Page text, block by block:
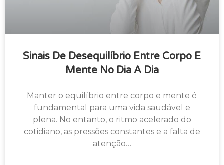
Sinais De Desequilíbrio Entre Corpo E
Mente No Dia A Dia
Manter o equilíbrio entre corpo e mente é
fundamental para uma vida saudável e
plena. No entanto, o ritmo acelerado do
cotidiano, as pressões constantes e a falta de
atenção…